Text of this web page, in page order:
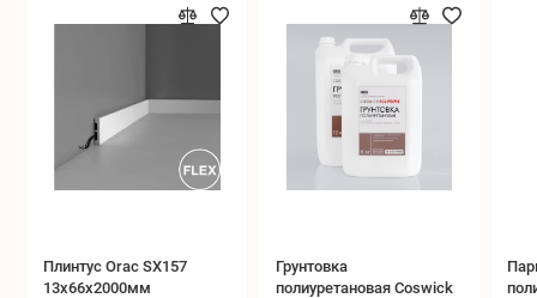
Плинтус Orac SX157
13x66x2000мм
Грунтовка
полиуретановая Coswick